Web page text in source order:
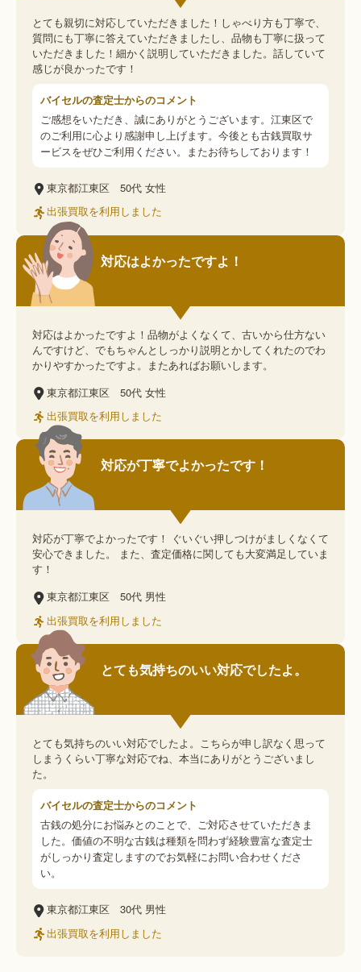
とても親切に対応していただきました！しゃべり方も丁寧で、
質問にも丁寧に答えていただきましたし、品物も丁寧に扱って
いただきました！細かく説明していただきました。話していて
感じが良かったです！
バイセルの査定士からのコメント
ご感想をいただき、誠にありがとうございます。江東区で
のご利用に心より感謝申し上げます。今後とも古銭買取サ
ービスをぜひご利用ください。またお待ちしております！
東京都江東区 50代 女性
出張買取を利用しました
対応はよかったですよ！
対応はよかったですよ！品物がよくなくて、古いから仕方ない
んですけど、でもちゃんとしっかり説明とかしてくれたのでわ
かりやすかったですよ。またあればお願いします。
東京都江東区
50代 女性
出張買取を利用しました
対応が丁寧でよかったです！
対応が丁寧でよかったです！ ぐいぐい押しつけがましくなくて
安心できました。 また、査定価格に関しても大変満足していま
す！
東京都江東区
50代 男性
出張買取を利用しました
とても気持ちのいい対応でしたよ。
とても気持ちのいい対応でしたよ。こちらが申し訳なく思って
しまうくらい丁寧な対応でね、本当にありがとうございまし
た。
バイセルの査定士からのコメント
古銭の処分にお悩みとのことで、ご対応させていただきま
した。価値の不明な古銭は種類を問わず経験豊富な査定士
がしっかり査定しますのでお気軽にお問い合わせくださ
い。
東京都江東区 30代 男性
出張買取を利用しました